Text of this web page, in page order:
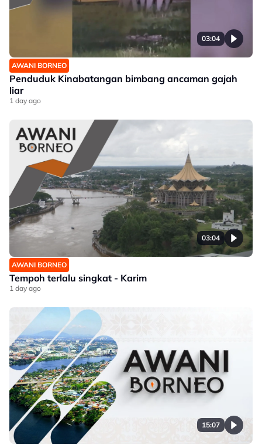
03:04
AWANI BORNEO
Penduduk Kinabatangan bimbang ancaman gajah
liar
1 day ago
03:04
AWANI BORNEO
Tempoh terlalu singkat - Karim
1 day ago
15:07